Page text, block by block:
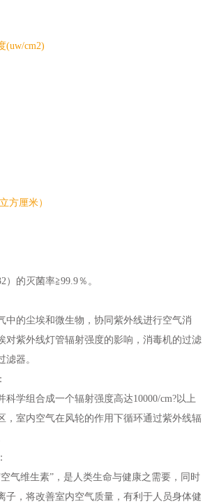
mg/m3）
射强度(uw/cm2)
命（h）
万个/立方厘米）
）的灭菌率≧99.9％。
中的尘埃和微生物，协同紫外线进行空气消
对紫外线灯管辐射强度的影响，消毒机的过滤
滤器。
科学组合成一个辐射强度高达10000/cm?以上
，室内空气在风轮的作用下循环通过紫外线辐
气维生素”，是人类生命与健康之需要，同时
子，将改善室内空气质量，有利于人员身体健